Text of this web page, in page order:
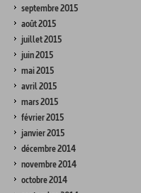
septembre 2015
août 2015
juillet 2015
juin 2015
mai 2015
avril 2015
mars 2015
février 2015
janvier 2015
décembre 2014
novembre 2014
octobre 2014